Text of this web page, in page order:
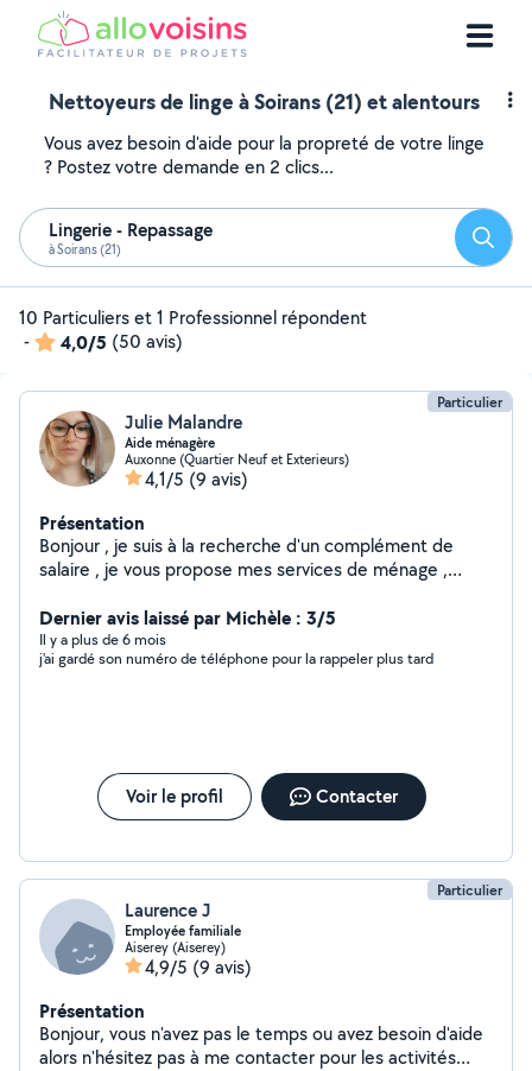
Nettoyeurs de linge à Soirans (21) et alentours
Vous avez besoin d'aide pour la propreté de votre linge
? Postez votre demande en 2 clics...
Lingerie - Repassage
à Soirans (21)
10 Particuliers et 1 Professionnel répondent
-
4,0/5 (50 avis)
Particulier
Julie Malandre
Aide ménagère
Auxonne (Quartier Neuf et Exterieurs)
4,1/5 (9 avis)
Présentation
Bonjour , je suis à la recherche d'un complément de
salaire , je vous propose mes services de ménage ,
Dernier avis laissé par Michèle : 3/5
Il y a plus de 6 mois
j'ai gardé son numéro de téléphone pour la rappeler plus tard
Voir le profil Contacter
Particulier
Laurence J
Employée familiale
Aiserey (Aiserey)
4,9/5 (9 avis)
Présentation
Bonjour, vous n'avez pas le temps ou avez besoin d'aide
alors n'hésitez pas à me contacter pour les activités